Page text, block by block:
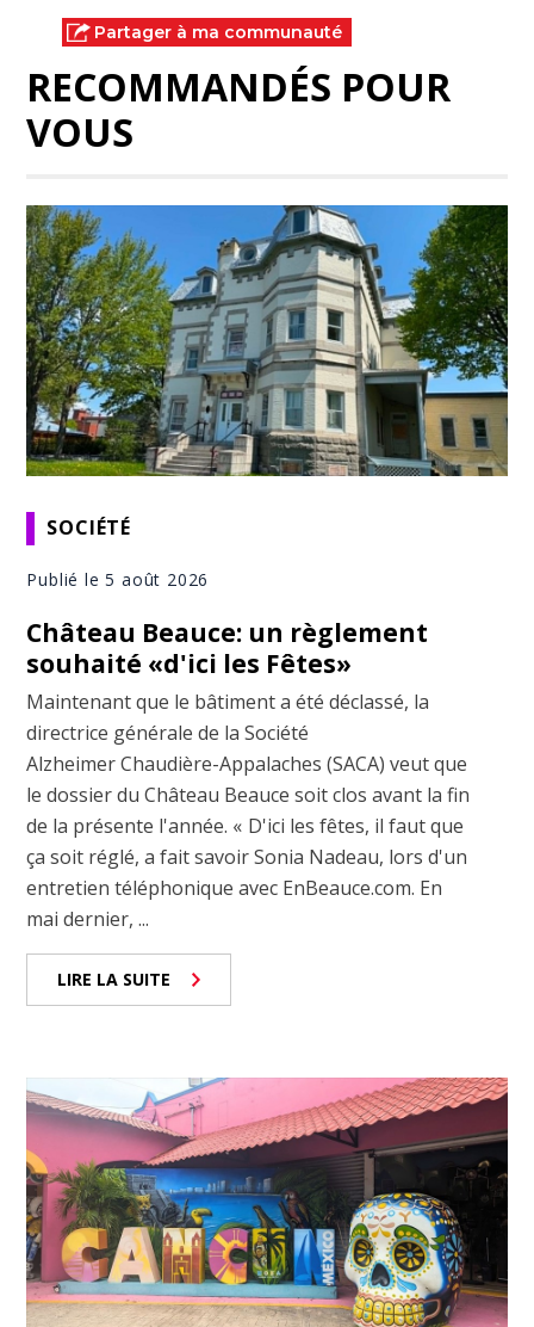
Partager à ma communauté
RECOMMANDÉS POUR
VOUS
SOCIÉTÉ
Publié le 5 août 2026
Château Beauce: un règlement
souhaité «d'ici les Fêtes»
Maintenant que le bâtiment a été déclassé, la
directrice générale de la Société
Alzheimer Chaudière-Appalaches (SACA) veut que
le dossier du Château Beauce soit clos avant la fin
de la présente l'année. « D'ici les fêtes, il faut que
ça soit réglé, a fait savoir Sonia Nadeau, lors d'un
entretien téléphonique avec EnBeauce.com. En
mai dernier, ...
LIRE LA SUITE